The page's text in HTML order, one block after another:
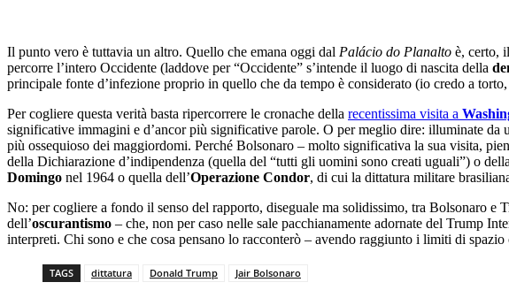
Il punto vero è tuttavia un altro. Quello che emana oggi dal Palácio do Planalto è, certo,
percorre l’intero Occidente (laddove per “Occidente” s’intende il luogo di nascita della
principale fonte d’infezione proprio in quello che da tempo è considerato (io credo a
Per cogliere questa verità basta ripercorrere le cronache della recentissima visita a
significative immagini e d’ancor più significative parole. O per meglio dire: illuminate da
più ossequioso dei maggiordomi. Perché Bolsonaro – molto significativa la sua visita,
della Dichiarazione d’indipendenza (quella del “tutti gli uomini sono creati uguali”) o
Domingo nel 1964 o quella dell’Operazione Condor, di cui la dittatura militare
No: per cogliere a fondo il senso del rapporto, diseguale ma solidissimo, tra Bolsonaro
dell’oscurantismo – che, non per caso nelle sale pacchianamente adornate del Trump
interpreti. Chi sono e che cosa pensano lo racconterò – avendo raggiunto i limiti di
TAGS dittatura Donald Trump Jair Bolsonaro